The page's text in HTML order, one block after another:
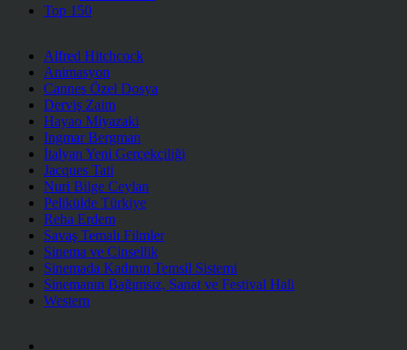
Top 150
Alfred Hitchcock
Animasyon
Cannes Özel Dosya
Derviş Zaim
Hayao Miyazaki
Ingmar Bergman
İtalyan Yeni Gerçekçiliği
Jacques Tati
Nuri Bilge Ceylan
Pelikülde Türkiye
Reha Erdem
Savaş Temalı Filmler
Sinema ve Cinsellik
Sinemada Kadının Temsil Sistemi
Sinemanın Bağımsız, Sanat ve Festival Hali
Western